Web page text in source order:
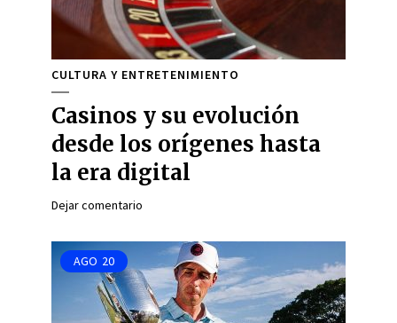
CULTURA Y ENTRETENIMIENTO
Casinos y su evolución
desde los orígenes hasta
la era digital
Dejar comentario
AGO 20